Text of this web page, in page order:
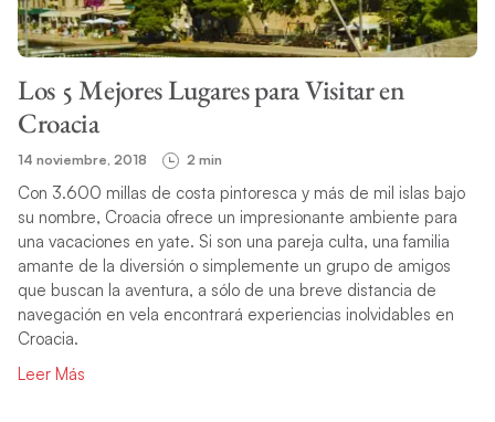
Los 5 Mejores Lugares para Visitar en
Croacia
14 noviembre, 2018 2 min
Con 3.600 millas de costa pintoresca y más de mil islas bajo
su nombre, Croacia ofrece un impresionante ambiente para
una vacaciones en yate. Si son una pareja culta, una familia
amante de la diversión o simplemente un grupo de amigos
que buscan la aventura, a sólo de una breve distancia de
navegación en vela encontrará experiencias inolvidables en
Croacia.
Leer Más